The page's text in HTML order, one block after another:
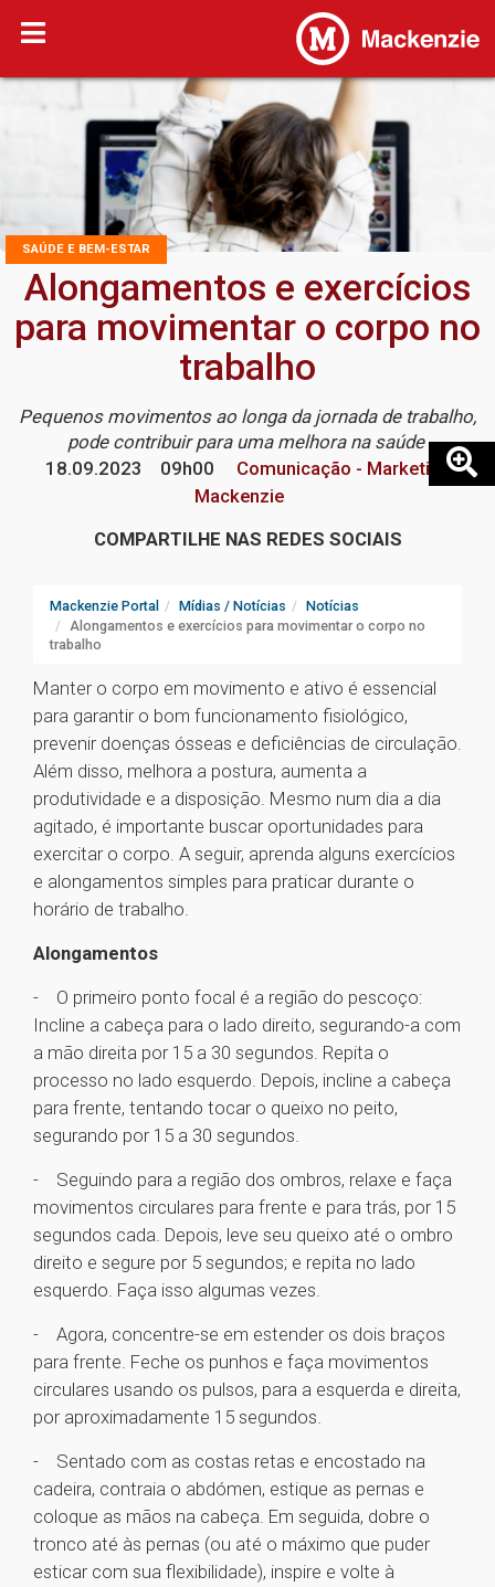
SAÚDE E BEM-ESTAR
Alongamentos e exercícios
para movimentar o corpo no
trabalho
Pequenos movimentos ao longa da jornada de trabalho,
pode contribuir para uma melhora na saúde
18.09.2023
09h00
Comunicação - Marketing
Mackenzie
COMPARTILHE NAS REDES SOCIAIS
Mackenzie Portal Mídias / Notícias
Notícias
Alongamentos e exercícios para movimentar o corpo no
trabalho
Manter o corpo em movimento e ativo é essencial
para garantir o bom funcionamento fisiológico,
prevenir doenças ósseas e deficiências de circulação.
Além disso, melhora a postura, aumenta a
produtividade e a disposição. Mesmo num dia a dia
agitado, é importante buscar oportunidades para
exercitar o corpo. A seguir, aprenda alguns exercícios
e alongamentos simples para praticar durante o
horário de trabalho.
Alongamentos
- O primeiro ponto focal é a região do pescoço:
Incline a cabeça para o lado direito, segurando-a com
a mão direita por 15 a 30 segundos. Repita o
processo no lado esquerdo. Depois, incline a cabeça
para frente, tentando tocar o queixo no peito,
segurando por 15 a 30 segundos.
- Seguindo para a região dos ombros, relaxe e faça
movimentos circulares para frente e para trás, por 15
segundos cada. Depois, leve seu queixo até o ombro
direito e segure por 5 segundos; e repita no lado
esquerdo. Faça isso algumas vezes.
- Agora, concentre-se em estender os dois braços
para frente. Feche os punhos e faça movimentos
circulares usando os pulsos, para a esquerda e direita,
por aproximadamente 15 segundos.
- Sentado com as costas retas e encostado na
cadeira, contraia o abdómen, estique as pernas e
coloque as mãos na cabeça. Em seguida, dobre o
tronco até às pernas (ou até o máximo que puder
esticar com sua flexibilidade), inspire e volte à